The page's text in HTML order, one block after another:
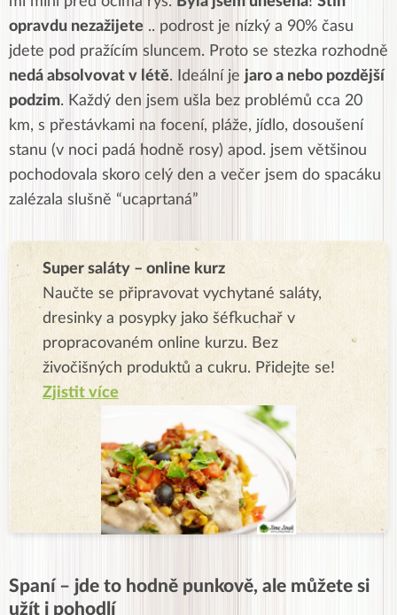
opravdu nezažijete .. podrost je nízký a 90% času
jdete pod pražícím sluncem. Proto se stezka rozhodně
nedá absolvovat v létě. Ideální je jaro a nebo pozdější
podzim. Každý den jsem ušla bez problémů cca 20
km, s přestávkami na focení, pláže, jídlo, dosoušení
stanu (v noci padá hodně rosy) apod. jsem většinou
pochodovala skoro celý den a večer jsem do spacáku
zalézala slušně “ucaprtaná”
Super saláty – online kurz
Naučte se připravovat vychytané saláty,
dresinky a posypky jako šéfkuchař v
propracovaném online kurzu. Bez
živočišných produktů a cukru. Přidejte se!
Zjistit více
Spaní – jde to hodně punkově, ale můžete si
užít i pohodlí